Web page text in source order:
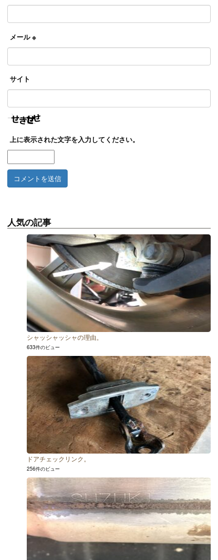
メール※
サイト
上に表示された文字を入力してください。
人気の記事
シャッシャッシャの理由。
633件のビュー
ドアチェックリンク。
256件のビュー